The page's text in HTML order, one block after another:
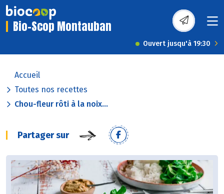
Bio-Scop Montauban
Ouvert jusqu'à 19:30
Accueil
Toutes nos recettes
Chou-fleur rôti à la noix...
Partager sur